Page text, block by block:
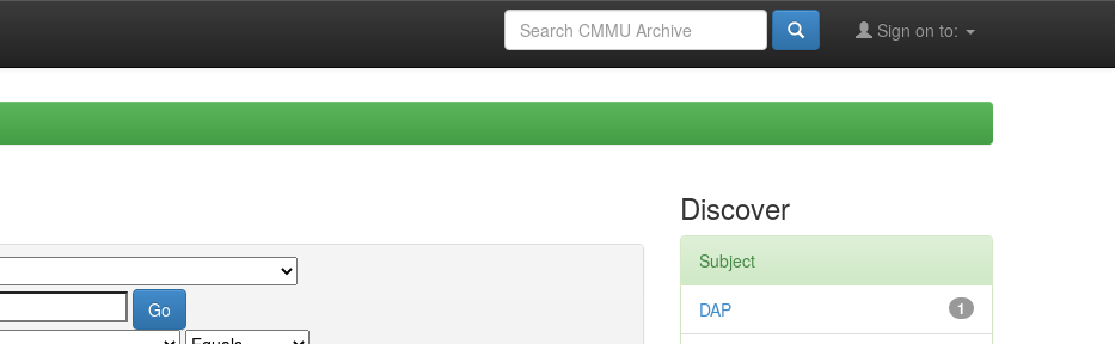
Sign on to:
Discover
Subject
1
DAP